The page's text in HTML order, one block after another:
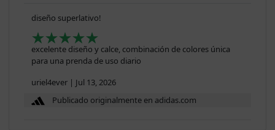
diseño superlativo!
excelente diseño y calce, combinación de colores única
para una prenda de uso diario
uriel4ever | Jul 13, 2026
Publicado originalmente en adidas.com